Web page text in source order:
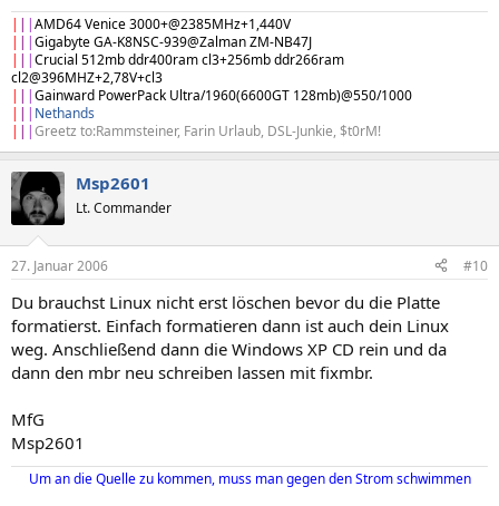
| | |AMD64 Venice 3000+@2385MHz+1,440V
| | |Gigabyte GA-K8NSC-939@Zalman ZM-NB47J
| | |Crucial 512mb ddr400ram cl3+256mb ddr266ram
cl2@396MHZ+2,78V+cl3
| | |Gainward PowerPack Ultra/1960(6600GT 128mb)@550/1000
| | | Nethands
| | |Greetz to:Rammsteiner, Farin Urlaub, DSL-Junkie, $t0rM!
Msp2601
Lt. Commander
27. Januar 2006 #10
Du brauchst Linux nicht erst löschen bevor du die Platte
formatierst. Einfach formatieren dann ist auch dein Linux
weg. Anschließend dann die Windows XP CD rein und da
dann den mbr neu schreiben lassen mit fixmbr.
MfG
Msp2601
Um an die Quelle zu kommen, muss man gegen den Strom schwimmen